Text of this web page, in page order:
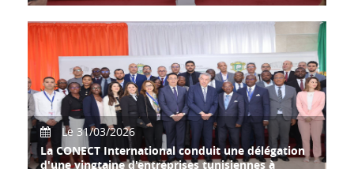
Le 31/03/2026
La CONECT International conduit une délégation
d'une vingtaine d'entreprises tunisiennes à